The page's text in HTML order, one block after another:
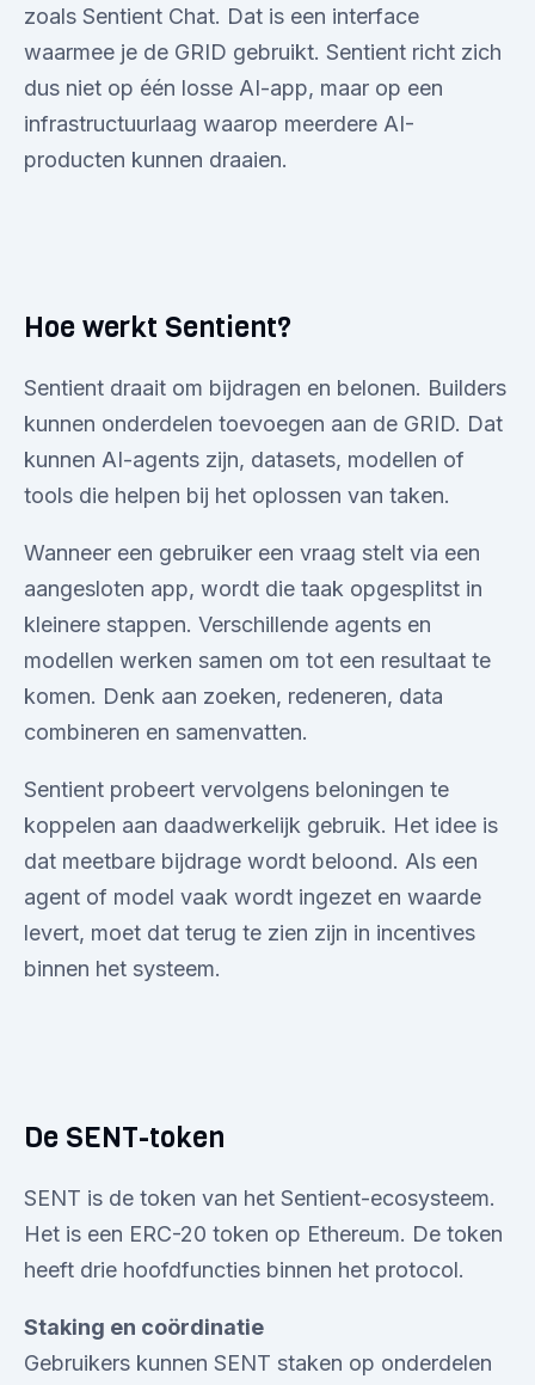
zoals Sentient Chat. Dat is een interface
waarmee je de GRID gebruikt. Sentient richt zich
dus niet op één losse AI-app, maar op een
infrastructuurlaag waarop meerdere AI-
producten kunnen draaien.
Hoe werkt Sentient?
Sentient draait om bijdragen en belonen. Builders
kunnen onderdelen toevoegen aan de GRID. Dat
kunnen AI-agents zijn, datasets, modellen of
tools die helpen bij het oplossen van taken.
Wanneer een gebruiker een vraag stelt via een
aangesloten app, wordt die taak opgesplitst in
kleinere stappen. Verschillende agents en
modellen werken samen om tot een resultaat te
komen. Denk aan zoeken, redeneren, data
combineren en samenvatten.
Sentient probeert vervolgens beloningen te
koppelen aan daadwerkelijk gebruik. Het idee is
dat meetbare bijdrage wordt beloond. Als een
agent of model vaak wordt ingezet en waarde
levert, moet dat terug te zien zijn in incentives
binnen het systeem.
De SENT-token
SENT is de token van het Sentient-ecosysteem.
Het is een ERC-20 token op Ethereum. De token
heeft drie hoofdfuncties binnen het protocol.
Staking en coördinatie
Gebruikers kunnen SENT staken op onderdelen